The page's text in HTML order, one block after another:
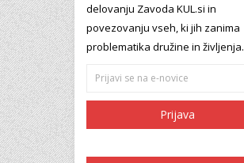
delovanju Zavoda KUL.si in
povezovanju vseh, ki jih zanima
problematika družine in življenja.